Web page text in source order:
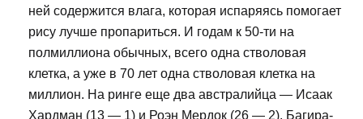
ней содержится влага, которая испаряясь помогает
рису лучше пропариться. И годам к 50-ти на
полмиллиона обычных, всего одна стволовая
клетка, а уже в 70 лет одна стволовая клетка на
миллион. На ринге еще два австралийца — Исаак
Хардман (13 — 1) и Роэн Мердок (26 — 2). Багира-